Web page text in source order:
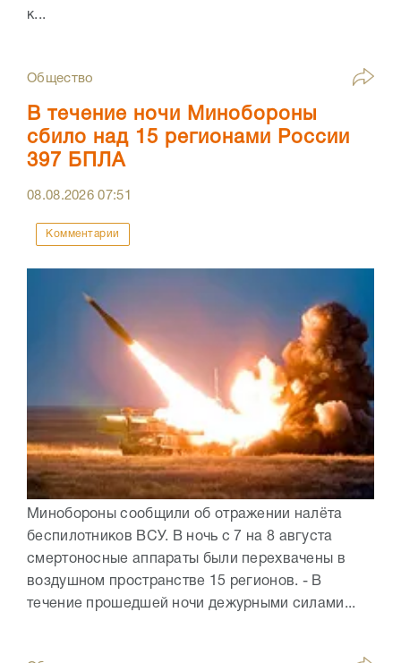
к...
Общество
В течение ночи Минобороны
сбило над 15 регионами России
397 БПЛА
08.08.202607:51
Комментарии
Минобороны сообщили об отражении налёта
беспилотников ВСУ. В ночь с 7 на 8 августа
смертоносные аппараты были перехвачены в
воздушном пространстве 15 регионов. - В
течение прошедшей ночи дежурными силами...